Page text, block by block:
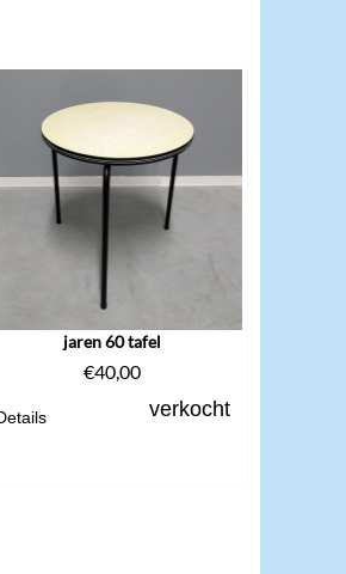
jaren 60 tafel
€40,00
verkocht